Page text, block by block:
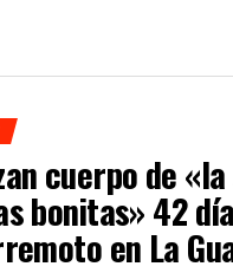
cuerpo de
bonitas» 42
en La